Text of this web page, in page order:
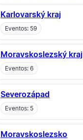
Karlovarský kraj
Eventos: 59
Moravskoslezský kraj
Eventos: 6
Severozápad
Eventos: 5
Moravskoslezsko